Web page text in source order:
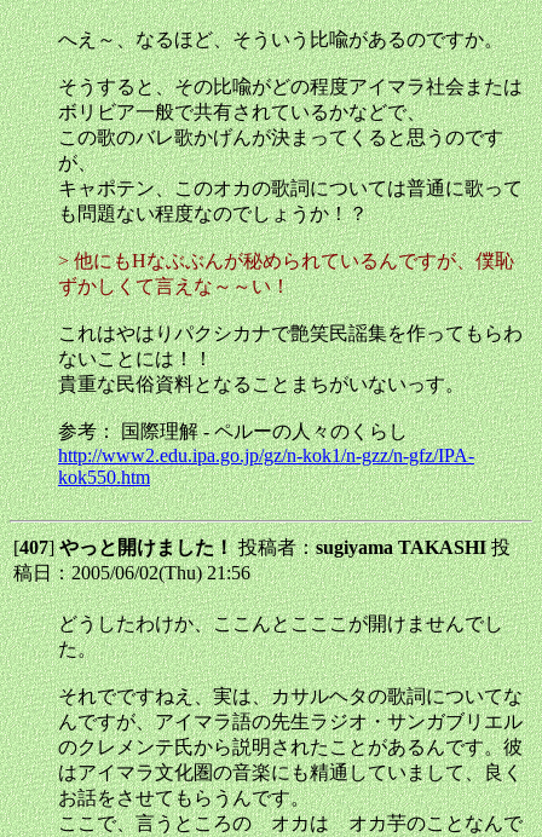
へえ～、なるほど、そういう比喩があるのですか。
そうすると、その比喩がどの程度アイマラ社会または
ボリビア一般で共有されているかなどで、
この歌のバレ歌かげんが決まってくると思うのです
が、
キャポテン、このオカの歌詞については普通に歌って
も問題ない程度なのでしょうか！？
> 他にもHなぶぶんが秘められているんですが、僕恥
ずかしくて言えな～～い！
これはやはりパクシカナで艶笑民謡集を作ってもらわ
ないことには！！
貴重な民俗資料となることまちがいないっす。
参考： 国際理解 - ペルーの人々のくらし
http://www2.edu.ipa.go.jp/gz/n-kok1/n-gzz/n-gfz/IPA-
kok550.htm
[407]やっと開けました！投稿者：sugiyama TAKASHI投
稿日：2005/06/02(Thu) 21:56
どうしたわけか、ここんとこここが開けませんでし
た。
それでですねえ、実は、カサルヘタの歌詞についてな
んですが、アイマラ語の先生ラジオ・サンガブリエル
のクレメンテ氏から説明されたことがあるんです。彼
はアイマラ文化圏の音楽にも精通していまして、良く
お話をさせてもらうんです。
ここで、言うところの オカは オカ芋のことなんで